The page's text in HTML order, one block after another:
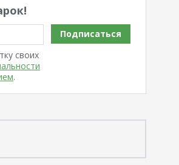
своих
.
Подписаться